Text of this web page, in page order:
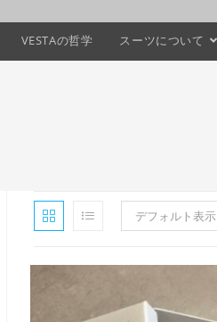
VESTAの哲学 スーツについて
デフォルト表示